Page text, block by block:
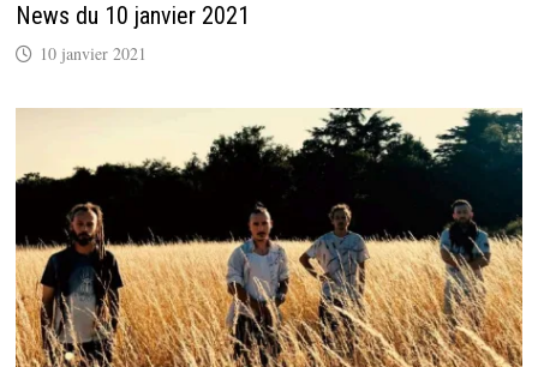
News du 10 janvier 2021
10 janvier 2021